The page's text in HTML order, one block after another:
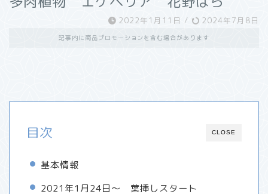
2022年1月11日 / 2024年7月8日
記事内に商品プロモーションを含む場合があります
CLOSE
目次
基本情報
2021年1月24日～ 葉挿しスタート